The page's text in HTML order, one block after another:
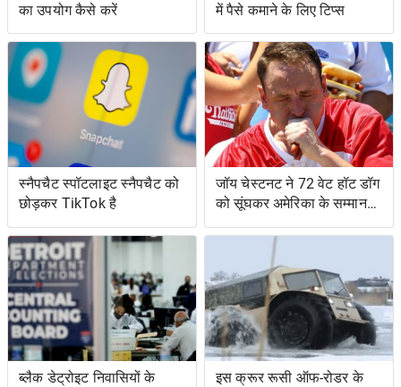
का उपयोग कैसे करें
में पैसे कमाने के लिए टिप्स
स्नैपचैट स्पॉटलाइट स्नैपचैट को
छोड़कर TikTok है
जॉय चेस्टनट ने 72 वेट हॉट डॉग
को सूंघकर अमेरिका के सम्मान
की रक्षा की
ब्लैक डेट्रोइट निवासियों के
इस क्रूर रूसी ऑफ-रोडर के